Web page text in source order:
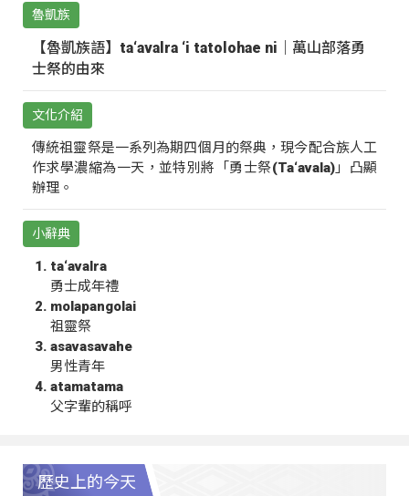
魯凱族
【魯凱族語】ta‘avalra ‘i tatolohae ni｜萬山部落勇
士祭的由來
文化介紹
傳統祖靈祭是一系列為期四個月的祭典，現今配合族人工
作求學濃縮為一天，並特別將「勇士祭(Ta‘avala)」凸顯
辦理。
小辭典
ta‘avalra
勇士成年禮
molapangolai
祖靈祭
asavasavahe
男性青年
atamatama
父字輩的稱呼
歷史上的今天